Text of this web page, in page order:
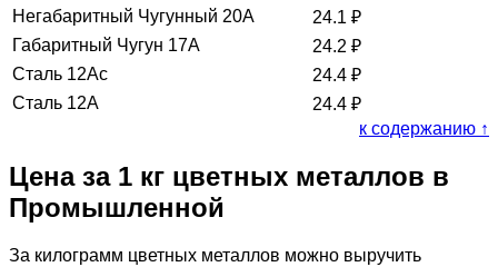
Негабаритный Чугунный 20А
24.1 ₽
Габаритный Чугун 17А
24.2 ₽
Сталь 12Ас
24.4 ₽
Сталь 12А
24.4 ₽
к содержанию ↑
Цена за 1 кг цветных металлов в
Промышленной
За килограмм цветных металлов можно выручить